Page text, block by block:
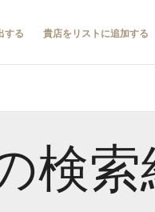
する 貴店をリストに追加する
検索